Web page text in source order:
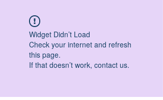
Widget Didn’t Load
Check your internet and refresh
this page.
If that doesn’t work, contact us.